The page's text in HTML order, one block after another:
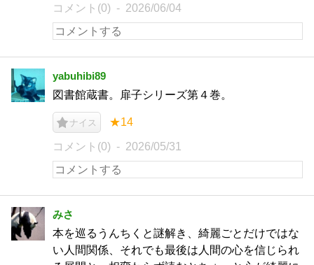
コメント(0) 2026/06/04
yabuhibi89
図書館蔵書。扉子シリーズ第４巻。
ナイス ★14
コメント(0) 2026/05/31
みさ
本を巡るうんちくと謎解き、綺麗ごとだけではな
い人間関係、それでも最後は人間の心を信じられ